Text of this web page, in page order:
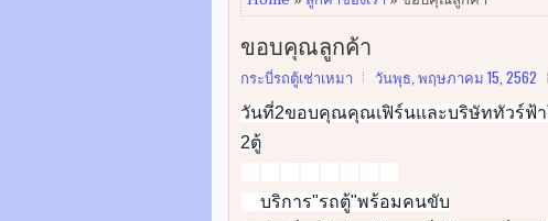
ขอบคุณลูกค้า
กระบี่รถตู้เช่าเหมา วันพุธ, พฤษภาคม 15, 2562
วันที่2ขอบคุณคุณเฟิร์นและบริษัททัวร์ฟ้า
2ตู้
บริการ"รถตู้"พร้อมคนขับ